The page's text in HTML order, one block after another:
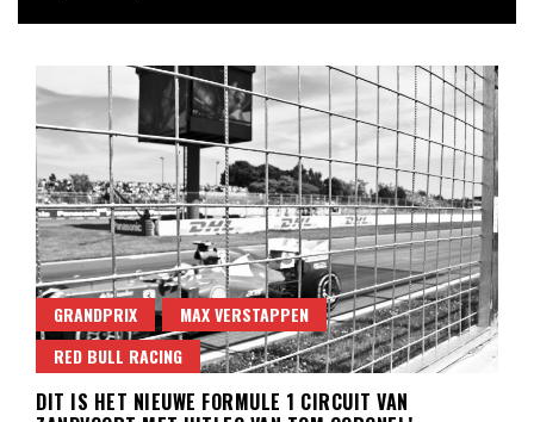
GRANDPRIX
MAX VERSTAPPEN
RED BULL RACING
DIT IS HET NIEUWE FORMULE 1 CIRCUIT VAN